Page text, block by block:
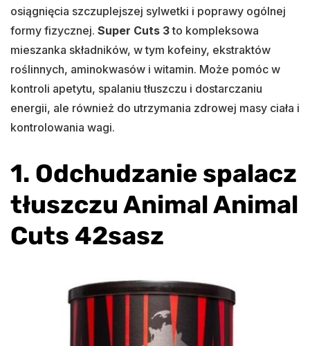
osiągnięcia szczuplejszej sylwetki i poprawy ogólnej
formy fizycznej. Super Cuts 3to kompleksowa
mieszanka składników, w tym kofeiny, ekstraktów
roślinnych, aminokwasów i witamin. Może pomóc w
kontroli apetytu, spalaniu tłuszczu i dostarczaniu
energii, ale również do utrzymania zdrowej masy ciała i
kontrolowania wagi.
1. Odchudzanie spalacz
tłuszczu Animal Animal
Cuts 42sasz